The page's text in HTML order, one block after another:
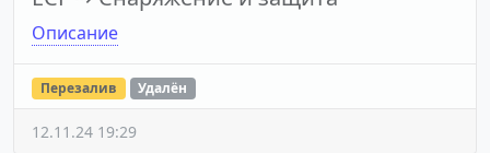
Описание
Перезалив Удалён
12.11.24 19:29